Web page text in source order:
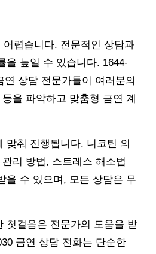
렵습니다. 전문적인 상담과
을 높일 수 있습니다. 1644-
연 상담 전문가들이 여러분의
을 파악하고 맞춤형 금연 계
맞춰 진행됩니다. 니코틴 의
리 방법, 스트레스 해소법
을 수 있으며, 모든 상담은 무
첫걸음은 전문가의 도움을 받
금연 상담 전화는 단순한